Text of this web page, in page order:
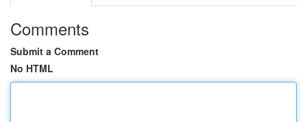
Comments
Submit a Comment
No HTML